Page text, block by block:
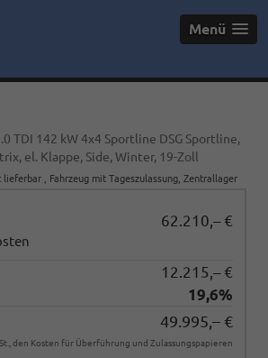
Menü
TDI 142 kW 4x4 Sportline DSG Sportline,
el. Klappe, Side, Winter, 19-Zoll
lieferbar Fahrzeug mit Tageszulassung , Zentrallager
62.210,– €
12.215,– €
19,6%
49.995,– €
den Kosten für Überführung und Zulassungspapieren